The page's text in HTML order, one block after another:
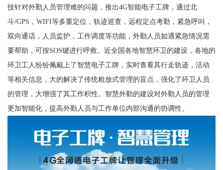
技针对外勤人员管理难的问题，推出4G智能电子工牌，通过北
斗/GPS，WIFI等多重定位，轨迹巡查，远程定点考勤，紧急呼叫，
双向通话，人员监护，工作调度等功能，外勤人员如遇紧急情况需
要帮助，可按SOS键进行呼救。近全国各地智慧环卫的建设，各地的
环卫工人纷纷佩戴上了智慧电子工牌，实时查看其行走轨迹，活动
等相关信息，大的解决了传统粗放式管理的盲点，强化了环卫人员
的管理，大增强了其工作积性。智慧外勤的建设对外勤人员的管理
更加智能化，提高外勤人员与工作单位内部沟通的协调性。